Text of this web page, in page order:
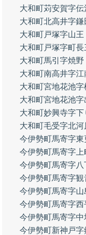
大和町苅安賀字伝
大和町北高井字鎌
大和町戸塚字山王
大和町戸塚字町
大和町馬引字焼野
大和町南高井字江
大和町宮地花池字
大和町宮地花池字
大和町妙興寺字下
大和町毛受字北河
今伊勢町馬寄字東
今伊勢町馬寄字上
今伊勢町馬寄字八
今伊勢町馬寄字観
今伊勢町馬寄字山
今伊勢町馬寄字西
今伊勢町馬寄字中
今伊勢町新神戸字